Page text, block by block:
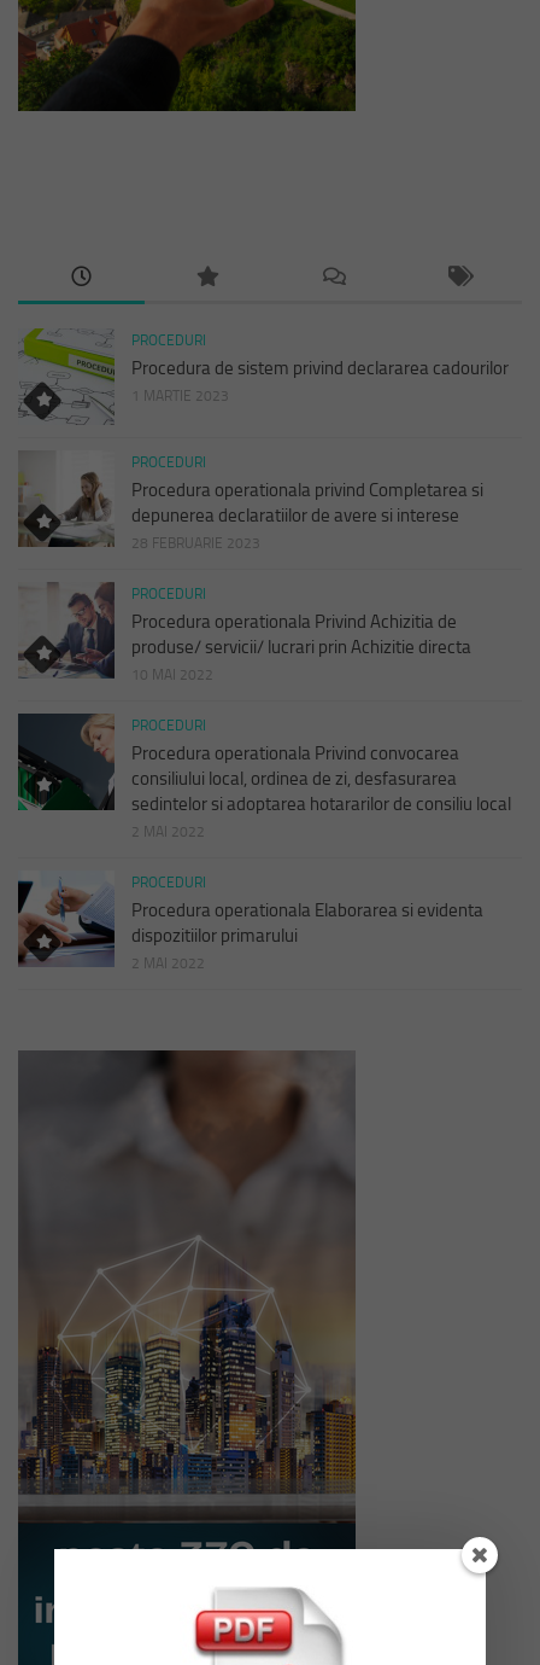
PROCEDURI
Procedura de sistem privind declararea cadourilor
1 MARTIE 2023
PROCEDURI
Procedura operationala privind Completarea si
depunerea declaratiilor de avere si interese
28 FEBRUARIE 2023
PROCEDURI
Procedura operationala Privind Achizitia de
produse/ servicii/ lucrari prin Achizitie directa
10 MAI 2022
PROCEDURI
Procedura operationala Privind convocarea
consiliului local, ordinea de zi, desfasurarea
sedintelor si adoptarea hotararilor de consiliu local
2 MAI 2022
PROCEDURI
Procedura operationala Elaborarea si evidenta
dispozitiilor primarului
2 MAI 2022